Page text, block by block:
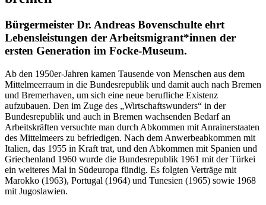
Bürgermeister Dr. Andreas Bovenschulte ehrt
Lebensleistungen der Arbeitsmigrant*innen der
ersten Generation im Focke-Museum.
Ab den 1950er-Jahren kamen Tausende von Menschen aus dem
Mittelmeerraum in die Bundesrepublik und damit auch nach Bremen
und Bremerhaven, um sich eine neue berufliche Existenz
aufzubauen. Den im Zuge des „Wirtschaftswunders“ in der
Bundesrepublik und auch in Bremen wachsenden Bedarf an
Arbeitskräften versuchte man durch Abkommen mit Anrainerstaaten
des Mittelmeers zu befriedigen. Nach dem Anwerbeabkommen mit
Italien, das 1955 in Kraft trat, und den Abkommen mit Spanien und
Griechenland 1960 wurde die Bundesrepublik 1961 mit der Türkei
ein weiteres Mal in Südeuropa fündig. Es folgten Verträge mit
Marokko (1963), Portugal (1964) und Tunesien (1965) sowie 1968
mit Jugoslawien.